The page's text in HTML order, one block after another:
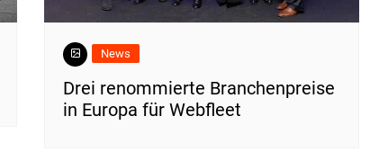
News
Drei renommierte Branchenpreise
in Europa für Webfleet